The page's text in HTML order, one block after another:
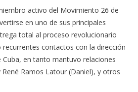
activo del Movimiento 26 de
en uno de sus principales
total al proceso revolucionario
contactos con la dirección
Cuba, en tanto mantuvo relaciones
René Ramos Latour (Daniel), y otros